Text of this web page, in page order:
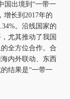
国出境到“一带一
增长到2017年的
。沿线国家的
尤其推动了我国
全方位合作。合
内外联动、东西
结果是“一带一